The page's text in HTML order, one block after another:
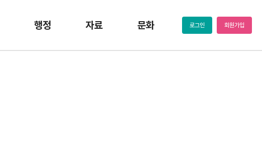
행정 자료 문화 로그인 회원가입